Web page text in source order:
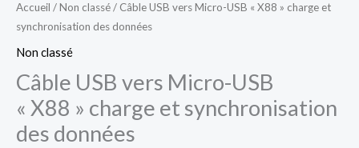
Accueil /Non classé/ Câble USB vers Micro-USB « X88 » charge et
synchronisation des données
Non classé
Câble USB vers Micro-USB
« X88 » charge et synchronisation
des données